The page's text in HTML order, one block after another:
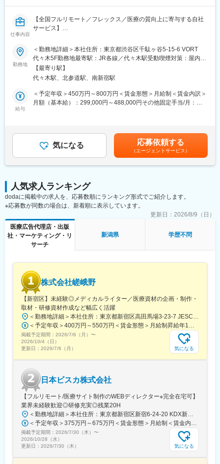
方の歯の悩みを解決したいとブランドを育ててきた結果、既に10
万人以上の患者様が笑顔になるお手伝いをしてきました。
2022年6月にマーケティングに特化した子会社である
SheepMedical Technologies株式会社を設立、また同年9月にはク
設立し、キレイライン矯正だけにとどまらず幅広い歯科の領域で
患者様を笑顔にするサービスを展開しております。
変更の範囲：会社の定める業務
仕事内容
【全国フルリモート／フレックス／医療の質向上に寄与する自社
サービス】
医師専用Webサービス・アプリを運営する当社にて、「ヒポク
ラ」のUI/UXデザイナーをお任せします。
■業務内容：
医師という専門性の高いユーザーに向き合い、プロダクト・マー
ケティング・ブランディングまで横断的に関わることができま
す。PM・開発ディレクター・エンジニアと連携しながら、UI/UX
っていただきたいと考えています。
・HTMLメールや広告バナー・SNS画像などWEBマーケティング
に必要なデザイン
・学会で配るチラシやリーフレット・会員獲得のためのダイレク
■働き方
残業時間は10～20時間程とワークライフバランスを整えやすい環
四半期に一回程度の対面で会うキックオフの機会もご用意してお
ります。
■当社について：
当社は、「テクノロジーの力で人々の健康寿命を延ばす」ことを
理念に掲げ、医師専用のWebサービスやアプリを展開していま
す。
当社が提供する「ヒポクラ」は、約70,000人以上の医師が参加す
ンライン医局”として多くの医師に活用されています。
コミュニティを通じて、医師は他の専門領域の知見を得たり、診
療の選択肢を広げたりすることができ、結果的に患者さんにより
良い医療を届けることにつながっています。単なる情報共有にと
どまらず、医師同士の相互支援を通じて臨床力とモチベーション
を高める仕組みを提供している点が、当社サービスの大きな強み
となっています。
勤務地
＜勤務地詳細＞本社住所：東京都渋谷区千駄ヶ谷5-15-6 VORT
代々木5F勤務地最寄駅：JR各線／代々木駅受動喫煙対策：屋内全
面禁煙変更の範囲：会社の定める事業所（リモートワーク含む）
【最寄り駅】
代々木駅、北参道駅、南新宿駅
給与
＜予定年収＞450万円～800万円＜賃金形態＞月給制＜賃金内訳＞
月額（基本給）：299,000円～488,000円その他固定手当/月：
残業手当＞有＜給与補足＞■上記「その他固定手当」：在宅勤務手
当賃金はあくまでも目安の金額であり、選考を通じて上下する可
能性があります。月給(月額)は固定手当を含めた表記です。
気になる 応募依頼する
（エージェントサービス）
人気求人ランキング
dodaに掲載中の求人を、応募数順にランキング形式でご紹介します。
※応募数が同数の場合は、新着順に表示しています。
更新日： 2026/8/9（日）
医療広告代理店・出版
社・マーケティング・リ
サーチ
新潟県 学歴不問
株式会社嵯峨野
【新宿区】未経験◎メディカルライター／医療資材の企画・制作・
取材・研修資材作成など幅広く活躍
＜勤務地詳細＞本社住所：東京都新宿区高田馬場3-23-7 JESCO高田馬場3F受動喫煙対策：屋内全面禁煙変更の範囲：会社の定める事業所（リモートワーク含む）
＜予定年収＞400万円～550万円＜賃金形態＞月給制昇給年1回、賞与年2回（実績）＜賃金内訳＞月額（基本給）：250,000円～350,000円＜月給＞250,000円～350,000円＜昇給有無＞有＜残業手当＞有＜給与補足＞経験・能力を考慮して決定します賃金はあくまでも目安の金額であり、選考を通じて上下する可能性があります。月給(月額)は固定手当を含めた表記です。
掲載予定期間： 2026/7/6（月） 〜
2026/10/4（日）
更新日： 2026/7/6（月） 気になる
日本ビスカ株式会社
【フルリモート/医療サイト制作のWEBディレクター※完全在宅可】
業界未経験歓迎◎研修充実◎残業20H
＜勤務地詳細＞本社住所：東京都新宿区新宿6-24-20 KDX新宿6丁目ビル10F勤務地最寄駅：都営大江戸線、東京メトロ副都心線／東新宿駅受動喫煙対策：屋内全面禁煙変更の範囲：会社の定める事業所（リモートワーク含む）
＜予定年収＞375万円～675万円＜賃金形態＞月給制＜賃金内訳＞月額（基本給）：250,000円～450,000円＜月給＞250,000円～450,000円＜昇給有無＞有＜残業手当＞有＜給与補足＞■賞与：年2回※25年度実績4.08ヶ月分■昇給：年1回賃金はあくまでも目安の金額であり、選考を通じて上下する可能性があります。月給(月額)は固定手当を含めた表記です。
掲載予定期間： 2026/7/30（木） 〜
2026/10/28（水）
更新日： 2026/7/30（木） 気になる